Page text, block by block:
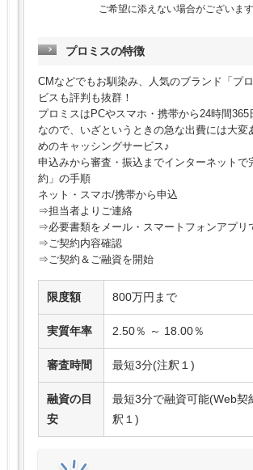
ご希望に添えない場合がございます
プロミスの特徴
CMなどでもお馴染み、人気のブランド「プ
ビスも評判も抜群！
プロミスはPCやスマホ・携帯から24時間365
なので、いざというときの急な出費には大変
めのキャッシングサービス♪
申込みから審査・振込までインターネットで
約」の手順
ネット・スマホ/携帯から申込
⇒担当者よりご連絡
⇒必要書類をメール・スマートフォンアプリ
⇒ご契約内容確認
⇒ご契約＆ご融資を開始
限度額 800万円まで
実質年率 2.50％ ～ 18.00％
審査時間 最短3分(注釈１)
融資の目
安
最短3分で融資可能(Web契
釈１)